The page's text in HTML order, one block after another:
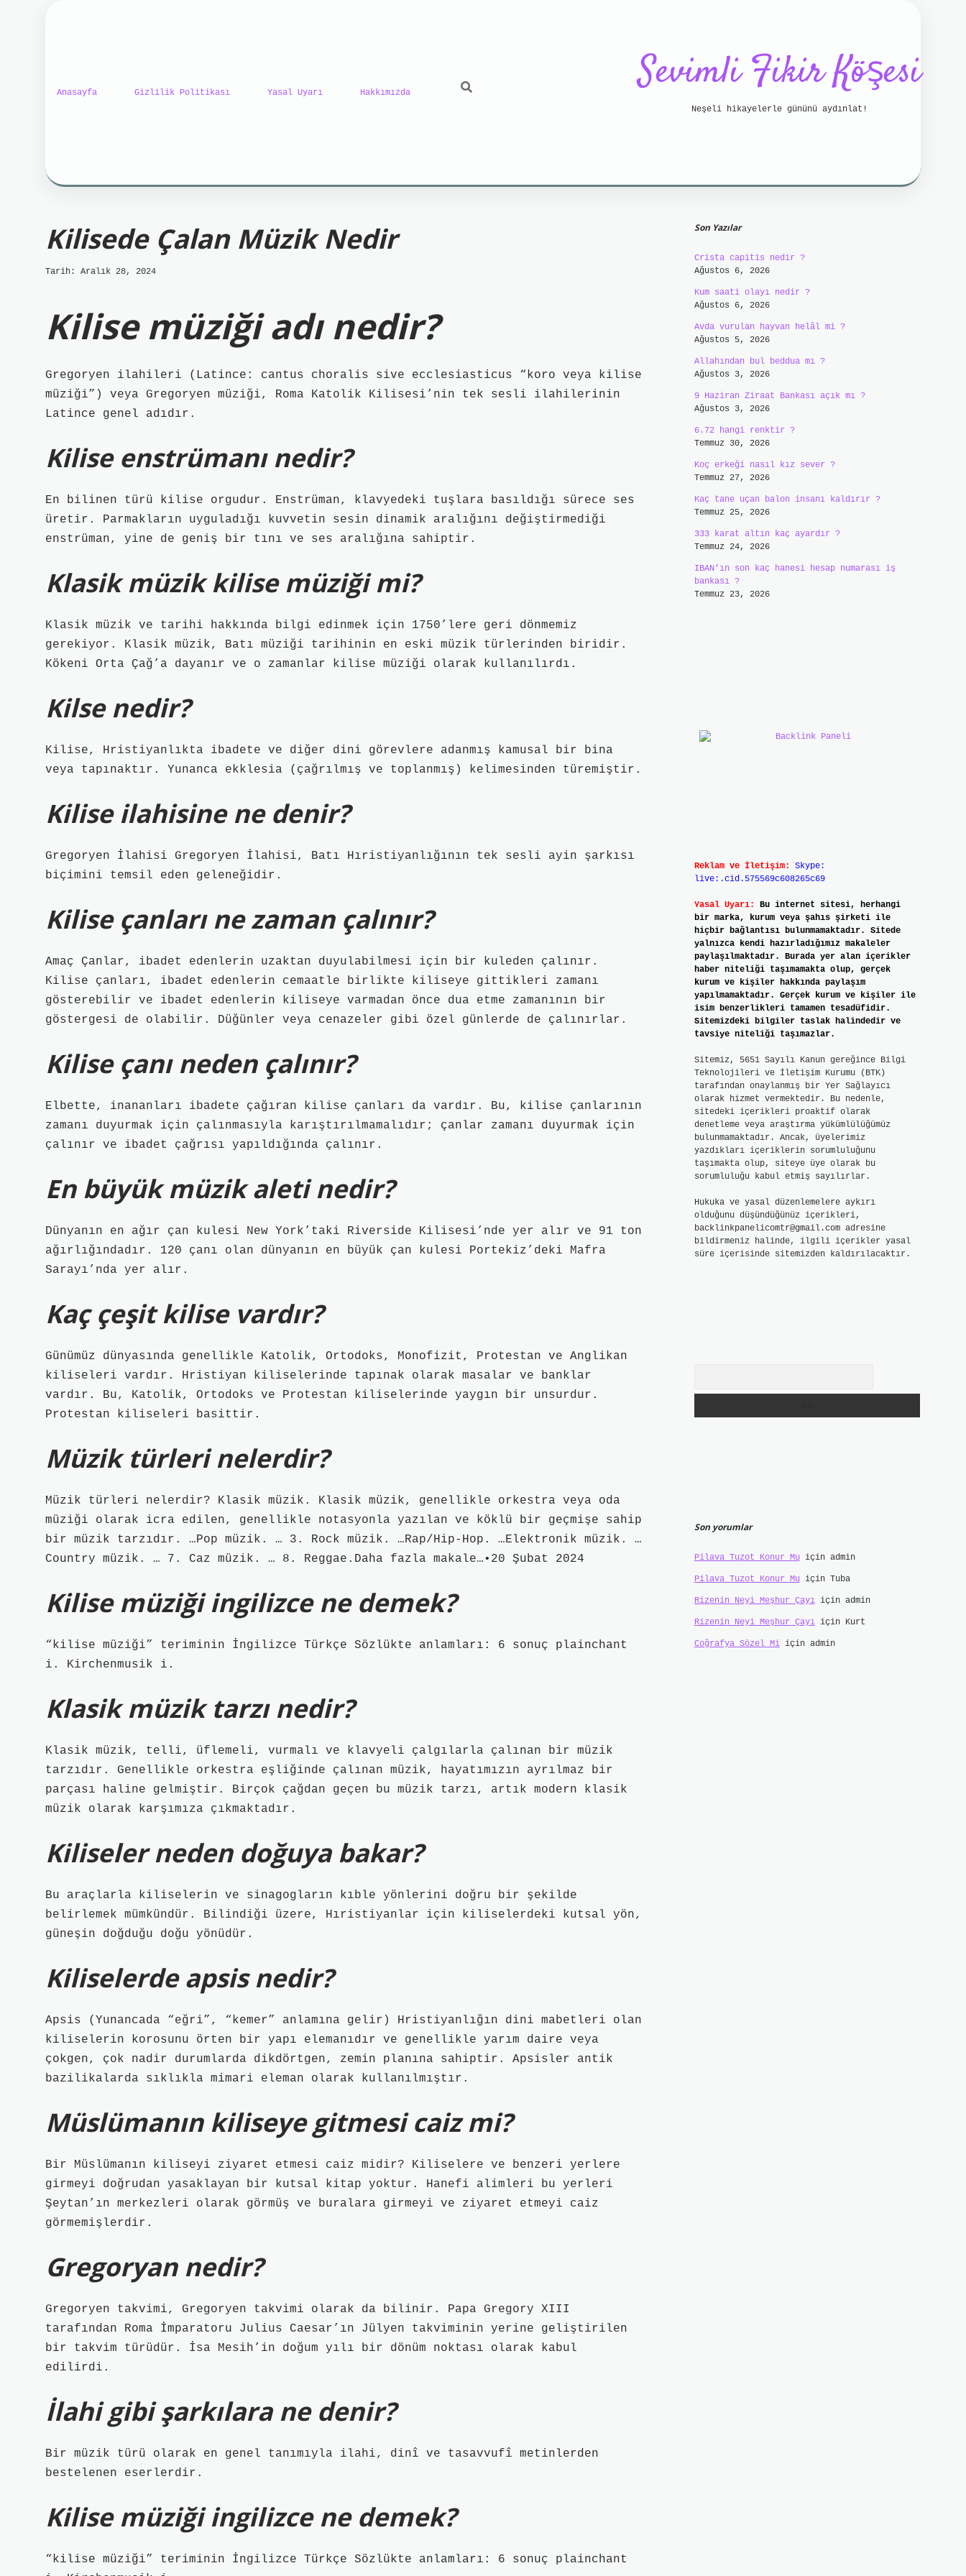
Anasayfa Gizlilik Politikası Yasal Uyarı Hakkımızda Sevimli Fikir Köşesi
Neşeli hikayelerle gününü aydınlat!
Kilisede Çalan Müzik Nedir
Tarih: Aralık 28, 2024
Kilise müziği adı nedir?
Gregoryen ilahileri (Latince: cantus choralis sive ecclesiasticus “koro veya kilise
müziği”) veya Gregoryen müziği, Roma Katolik Kilisesi’nin tek sesli ilahilerinin
Latince genel adıdır.
Kilise enstrümanı nedir?
En bilinen türü kilise orgudur. Enstrüman, klavyedeki tuşlara basıldığı sürece ses
üretir. Parmakların uyguladığı kuvvetin sesin dinamik aralığını değiştirmediği
enstrüman, yine de geniş bir tını ve ses aralığına sahiptir.
Klasik müzik kilise müziği mi?
Klasik müzik ve tarihi hakkında bilgi edinmek için 1750’lere geri dönmemiz
gerekiyor. Klasik müzik, Batı müziği tarihinin en eski müzik türlerinden biridir.
Kökeni Orta Çağ’a dayanır ve o zamanlar kilise müziği olarak kullanılırdı.
Kilse nedir?
Kilise, Hristiyanlıkta ibadete ve diğer dini görevlere adanmış kamusal bir bina
veya tapınaktır. Yunanca ekklesia (çağrılmış ve toplanmış) kelimesinden türemiştir.
Kilise ilahisine ne denir?
Gregoryen İlahisi Gregoryen İlahisi, Batı Hıristiyanlığının tek sesli ayin şarkısı
biçimini temsil eden geleneğidir.
Kilise çanları ne zaman çalınır?
Amaç Çanlar, ibadet edenlerin uzaktan duyulabilmesi için bir kuleden çalınır.
Kilise çanları, ibadet edenlerin cemaatle birlikte kiliseye gittikleri zamanı
gösterebilir ve ibadet edenlerin kiliseye varmadan önce dua etme zamanının bir
göstergesi de olabilir. Düğünler veya cenazeler gibi özel günlerde de çalınırlar.
Kilise çanı neden çalınır?
Elbette, inananları ibadete çağıran kilise çanları da vardır. Bu, kilise çanlarının
zamanı duyurmak için çalınmasıyla karıştırılmamalıdır; çanlar zamanı duyurmak için
çalınır ve ibadet çağrısı yapıldığında çalınır.
En büyük müzik aleti nedir?
Dünyanın en ağır çan kulesi New York’taki Riverside Kilisesi’nde yer alır ve 91 ton
ağırlığındadır. 120 çanı olan dünyanın en büyük çan kulesi Portekiz’deki Mafra
Sarayı’nda yer alır.
Kaç çeşit kilise vardır?
Günümüz dünyasında genellikle Katolik, Ortodoks, Monofizit, Protestan ve Anglikan
kiliseleri vardır. Hristiyan kiliselerinde tapınak olarak masalar ve banklar
vardır. Bu, Katolik, Ortodoks ve Protestan kiliselerinde yaygın bir unsurdur.
Protestan kiliseleri basittir.
Müzik türleri nelerdir?
Müzik türleri nelerdir? Klasik müzik. Klasik müzik, genellikle orkestra veya oda
müziği olarak icra edilen, genellikle notasyonla yazılan ve köklü bir geçmişe sahip
bir müzik tarzıdır. …Pop müzik. … 3. Rock müzik. …Rap/Hip-Hop. …Elektronik müzik. …
Country müzik. … 7. Caz müzik. … 8. Reggae.Daha fazla makale…•20 Şubat 2024
Kilise müziği ingilizce ne demek?
“kilise müziği” teriminin İngilizce Türkçe Sözlükte anlamları: 6 sonuç plainchant
i. Kirchenmusik i.
Klasik müzik tarzı nedir?
Klasik müzik, telli, üflemeli, vurmalı ve klavyeli çalgılarla çalınan bir müzik
tarzıdır. Genellikle orkestra eşliğinde çalınan müzik, hayatımızın ayrılmaz bir
parçası haline gelmiştir. Birçok çağdan geçen bu müzik tarzı, artık modern klasik
müzik olarak karşımıza çıkmaktadır.
Kiliseler neden doğuya bakar?
Bu araçlarla kiliselerin ve sinagogların kıble yönlerini doğru bir şekilde
belirlemek mümkündür. Bilindiği üzere, Hıristiyanlar için kiliselerdeki kutsal yön,
güneşin doğduğu doğu yönüdür.
Kiliselerde apsis nedir?
Apsis (Yunancada “eğri”, “kemer” anlamına gelir) Hristiyanlığın dini mabetleri olan
kiliselerin korosunu örten bir yapı elemanıdır ve genellikle yarım daire veya
çokgen, çok nadir durumlarda dikdörtgen, zemin planına sahiptir. Apsisler antik
bazilikalarda sıklıkla mimari eleman olarak kullanılmıştır.
Müslümanın kiliseye gitmesi caiz mi?
Bir Müslümanın kiliseyi ziyaret etmesi caiz midir? Kiliselere ve benzeri yerlere
girmeyi doğrudan yasaklayan bir kutsal kitap yoktur. Hanefi alimleri bu yerleri
Şeytan’ın merkezleri olarak görmüş ve buralara girmeyi ve ziyaret etmeyi caiz
görmemişlerdir.
Gregoryan nedir?
Gregoryen takvimi, Gregoryen takvimi olarak da bilinir. Papa Gregory XIII
tarafından Roma İmparatoru Julius Caesar’ın Jülyen takviminin yerine geliştirilen
bir takvim türüdür. İsa Mesih’in doğum yılı bir dönüm noktası olarak kabul
edilirdi.
İlahi gibi şarkılara ne denir?
Bir müzik türü olarak en genel tanımıyla ilahi, dinî ve tasavvufî metinlerden
bestelenen eserlerdir.
Kilise müziği ingilizce ne demek?
“kilise müziği” teriminin İngilizce Türkçe Sözlükte anlamları: 6 sonuç plainchant
Son Yazılar
Crista capitis nedir ?
Ağustos 6, 2026
Kum saati olayı nedir ?
Ağustos 6, 2026
Avda vurulan hayvan helâl mi ?
Ağustos 5, 2026
Allahından bul beddua mı ?
Ağustos 3, 2026
9 Haziran Ziraat Bankası açık mı ?
Ağustos 3, 2026
6.72 hangi renktir ?
Temmuz 30, 2026
Koç erkeği nasıl kız sever ?
Temmuz 27, 2026
Kaç tane uçan balon insanı kaldırır ?
Temmuz 25, 2026
333 karat altın kaç ayardır ?
Temmuz 24, 2026
IBAN’ın son kaç hanesi hesap numarası iş
bankası ?
Temmuz 23, 2026
Reklam ve İletişim:
Skype:
live:.cid.575569c608265c69
Yasal Uyarı:
Bu internet sitesi, herhangi
bir marka, kurum veya şahıs şirketi ile
hiçbir bağlantısı bulunmamaktadır. Sitede
yalnızca kendi hazırladığımız makaleler
paylaşılmaktadır. Burada yer alan içerikler
haber niteliği taşımamakta olup, gerçek
kurum ve kişiler hakkında paylaşım
yapılmamaktadır. Gerçek kurum ve kişiler ile
isim benzerlikleri tamamen tesadüfidir.
Sitemizdeki bilgiler taslak halindedir ve
tavsiye niteliği taşımazlar.
Sitemiz, 5651 Sayılı Kanun gereğince Bilgi
Teknolojileri ve İletişim Kurumu (BTK)
tarafından onaylanmış bir Yer Sağlayıcı
olarak hizmet vermektedir. Bu nedenle,
sitedeki içerikleri proaktif olarak
denetleme veya araştırma yükümlülüğümüz
bulunmamaktadır. Ancak, üyelerimiz
yazdıkları içeriklerin sorumluluğunu
taşımakta olup, siteye üye olarak bu
sorumluluğu kabul etmiş sayılırlar.
Hukuka ve yasal düzenlemelere aykırı
olduğunu düşündüğünüz içerikleri,
backlinkpanelicomtr@gmail.comadresine
bildirmeniz halinde, ilgili içerikler yasal
süre içerisinde sitemizden kaldırılacaktır.
Son yorumlar
Pilava Tuzot Konur Muiçin admin
Pilava Tuzot Konur Muiçin Tuba
Rizenin Neyi Meşhur Çayıiçin admin
Rizenin Neyi Meşhur Çayıiçin Kurt
Coğrafya Sözel Miiçin admin